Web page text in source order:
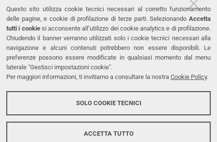
Questo sito utilizza cookie tecnici necessari al corretto funzionamento
delle pagine, e cookie di profilazione di terze parti. Selezionando Accetta
tutti i cookiesi acconsente all’utilizzo dei cookie analytics e di profilazione.
Chiudendo il banner verranno utilizzati solo i cookie tecnici necessari alla
navigazione e alcuni contenuti potrebbero non essere disponibili. Le
preferenze possono essere modificate in qualsiasi momento dal menu
laterale "Gestisci impostazioni cookie".
Per maggiori informazioni, ti invitiamo a consultare la nostra Cookie Policy.
SOLO COOKIE TECNICI
ACCETTA TUTTO
Tel. +39 0532 293111
Fax. +39 0532 293031
PEC
LINKS
Dichiarazione di accessibilità
Protezione dati personali